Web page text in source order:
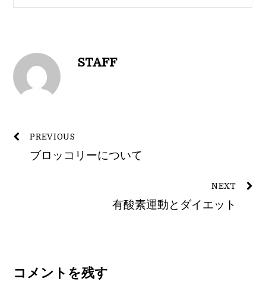
STAFF
PREVIOUS
ブロッコリーについて
NEXT
有酸素運動とダイエット
コメントを残す